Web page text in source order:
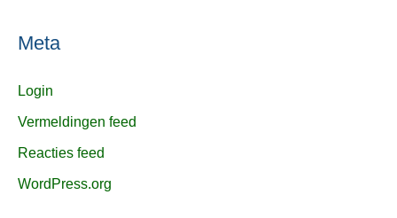
Meta
Login
Vermeldingen feed
Reacties feed
WordPress.org